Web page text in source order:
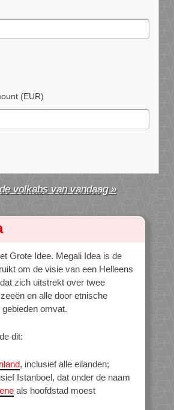
(EUR)
de volkabs van vandaag »
Grote Idee. Megali Idea is de
om de visie van een Helleens
zich uitstrekt over twee
en alle door etnische
omvat.
dit:
, inclusief alle eilanden;
Istanboel, dat onder de naam
als hoofdstad moest